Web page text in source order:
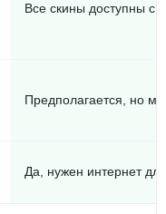
Все скины доступны с
Предполагается, но
Да, нужен интернет